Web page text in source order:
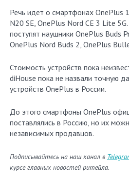
Речь идет о смартфонах OnePlus
N20 SE, OnePlus Nord CE 3 Lite
поступят наушники OnePlus Buds
OnePlus Nord Buds 2, OnePlus
Стоимость устройств пока
diHouse пока не назвали точную
устройств OnePlus в России.
До этого смартфоны OnePlus
поставлялись в Россию, но их
независимых продавцов.
Подписывайтесь на наш канал в
курсе главных новостей ритейла.